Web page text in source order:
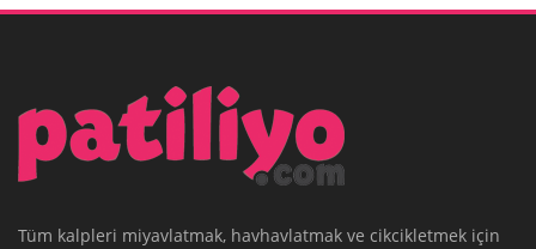
Tüm kalpleri miyavlatmak, havhavlatmak ve cikcikletmek için